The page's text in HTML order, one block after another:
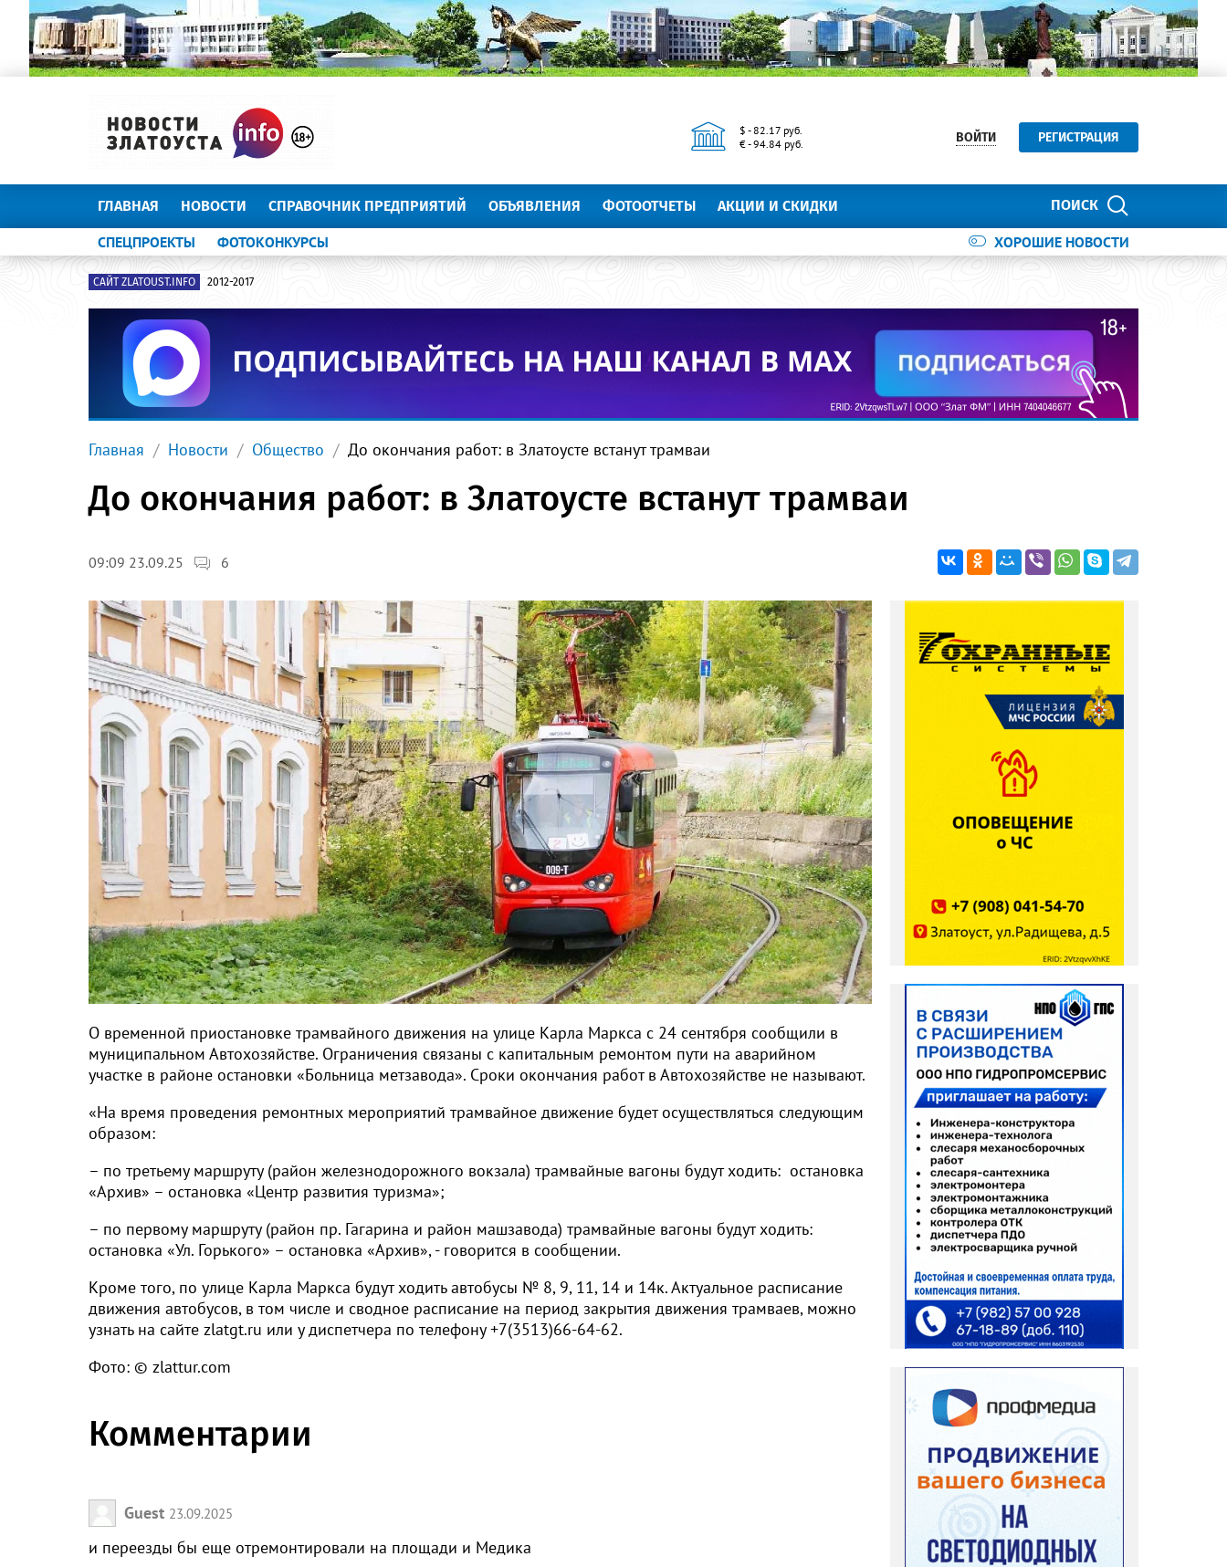
$ - 82.17 руб.
€ - 94.84 руб.
ВОЙТИ РЕГИСТРАЦИЯ
ПОИСК
ГЛАВНАЯ НОВОСТИ СПРАВОЧНИК ПРЕДПРИЯТИЙ ОБЪЯВЛЕНИЯ ФОТООТЧЕТЫ АКЦИИ И СКИДКИ
ХОРОШИЕ НОВОСТИ
СПЕЦПРОЕКТЫ ФОТОКОНКУРСЫ
САЙТ ZLATOUST.INFO 2012-2017
Главная Новости Общество До окончания работ: в Златоусте встанут трамваи
До окончания работ: в Златоусте встанут трамваи
09:09 23.09.25 6
О временной приостановке трамвайного движения на улице Карла Маркса с 24 сентября сообщили в
муниципальном Автохозяйстве. Ограничения связаны с капитальным ремонтом пути на аварийном
участке в районе остановки «Больница метзавода». Сроки окончания работ в Автохозяйстве не называют.
«На время проведения ремонтных мероприятий трамвайное движение будет осуществляться следующим
образом:
– по третьему маршруту (район железнодорожного вокзала) трамвайные вагоны будут ходить: остановка
«Архив» – остановка «Центр развития туризма»;
– по первому маршруту (район пр. Гагарина и район машзавода) трамвайные вагоны будут ходить:
остановка «Ул. Горького» – остановка «Архив», - говорится в сообщении.
Кроме того, по улице Карла Маркса будут ходить автобусы № 8, 9, 11, 14 и 14к. Актуальное расписание
движения автобусов, в том числе и сводное расписание на период закрытия движения трамваев, можно
узнать на сайте zlatgt.ru или у диспетчера по телефону +7(3513)66-64-62.
Фото: © zlattur.com
Комментарии
Guest 23.09.2025
и переезды бы еще отремонтировали на площади и Медика